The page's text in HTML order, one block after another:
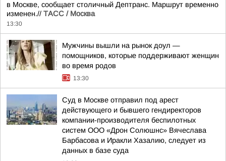
в Москве, сообщает столичный Дептранс. Маршрут временно
изменен.// ТАСС / Москва
13:30
Мужчины вышли на рынок доул —
помощников, которые поддерживают женщин
во время родов
13:30
Суд в Москве отправил под арест
действующего и бывшего гендиректоров
компании-производителя беспилотных
систем ООО «Дрон Солюшнс» Вячеслава
Барбасова и Иракли Хазалию, следует из
данных в базе суда